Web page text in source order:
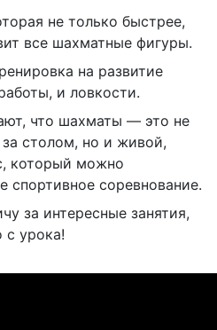
не только быстрее,
все шахматные фигуры.
на развитие
и ловкости.
что шахматы — это не
столом, но и живой,
который можно
спортивное соревнование.
за интересные занятия,
урока!